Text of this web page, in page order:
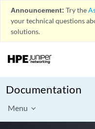
Announcement: Try the
your technical questions
solutions.
Documentation
Menu